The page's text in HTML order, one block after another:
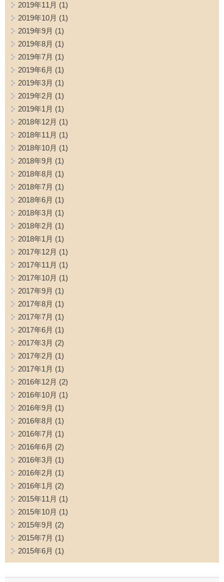
2019年11月 (1)
2019年10月 (1)
2019年9月 (1)
2019年8月 (1)
2019年7月 (1)
2019年6月 (1)
2019年3月 (1)
2019年2月 (1)
2019年1月 (1)
2018年12月 (1)
2018年11月 (1)
2018年10月 (1)
2018年9月 (1)
2018年8月 (1)
2018年7月 (1)
2018年6月 (1)
2018年3月 (1)
2018年2月 (1)
2018年1月 (1)
2017年12月 (1)
2017年11月 (1)
2017年10月 (1)
2017年9月 (1)
2017年8月 (1)
2017年7月 (1)
2017年6月 (1)
2017年3月 (2)
2017年2月 (1)
2017年1月 (1)
2016年12月 (2)
2016年10月 (1)
2016年9月 (1)
2016年8月 (1)
2016年7月 (1)
2016年6月 (2)
2016年3月 (1)
2016年2月 (1)
2016年1月 (2)
2015年11月 (1)
2015年10月 (1)
2015年9月 (2)
2015年7月 (1)
2015年6月 (1)